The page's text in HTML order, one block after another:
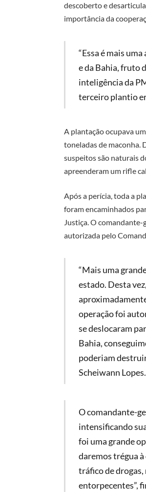
descoberto e
importância da
“Essa é mais
e da Bahia, fruto
inteligência da
terceiro plantio
A plantação ocupava
toneladas de maconha.
suspeitos são naturais
apreenderam um rifle
Após a perícia, toda a
foram encaminhados
Justiça. O
autorizada pelo
“Mais uma
estado. Desta
operação foi
se deslocaram
Bahia,
poderiam
Scheiwann Lopes.
O comandante-
intensificando
foi uma grande
daremos trégua
tráfico de
entorpecentes”,